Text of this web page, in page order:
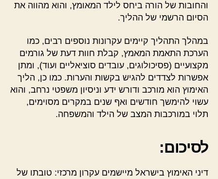
והחובות של הורה ביחס לילד המאומץ, והוא מהווה את
הסיום הרשמי של ההליך.
במהלך התהליך קיימים עקרונות נוספים רבים, כמו
הערכת התאמת המאמץ, קבלת חוות דעת של גורמים
מקצועיים (פסיכולוגים, עובדים סוציאליים ועוד), ומתן
אפשרות לצדדים להגיש בקשות והערות. כמו כן, הליך
האימוץ הוא מורכב ודורש ידע וניסיון משפטי נרחב, והוא
עשוי להימשך חודשים ואף שנים במקרים מסוימים,
תלוי במורכבות המצב של הילד והמשפחה.
לסיכום:
דיני האימוץ בישראל מיישמים עקרון מרכזי: טובתו של